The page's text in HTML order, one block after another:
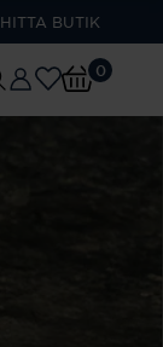
HITTA BUTIK
0